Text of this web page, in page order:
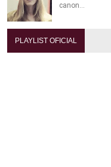
canon…
PLAYLIST OFICIAL